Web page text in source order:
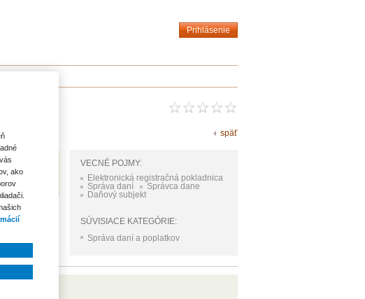
Prihlásenie
späť
VECNÉ POJMY:
Elektronická registračná pokladnica
Správa daní
Správca dane
Daňový subjekt
SÚVISIACE KATEGÓRIE:
Správa daní a poplatkov
má sídlo.
ako